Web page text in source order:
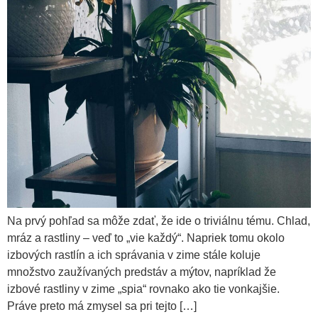
Na prvý pohľad sa môže zdať, že ide o triviálnu tému. Chlad,
mráz a rastliny – veď to „vie každý“. Napriek tomu okolo
izbových rastlín a ich správania v zime stále koluje
množstvo zaužívaných predstáv a mýtov, napríklad že
izbové rastliny v zime „spia“ rovnako ako tie vonkajšie.
Práve preto má zmysel sa pri tejto […]